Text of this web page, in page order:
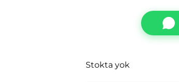
Stokta yok